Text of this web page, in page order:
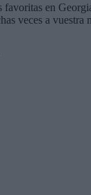
favoritas en
veces a vuestra